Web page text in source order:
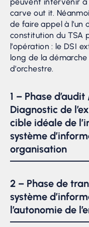
carve out it.
de faire appel à
constitution du TSA
l’opération : le DSI
long de la
d’orchestre.
1 – Phase
Diagnostic de
cible idéale de
système
organisation
système
processus et
anticiper les risques
Ce diagnostic
la définition des
2 – Phase de
système
l’autonomie de